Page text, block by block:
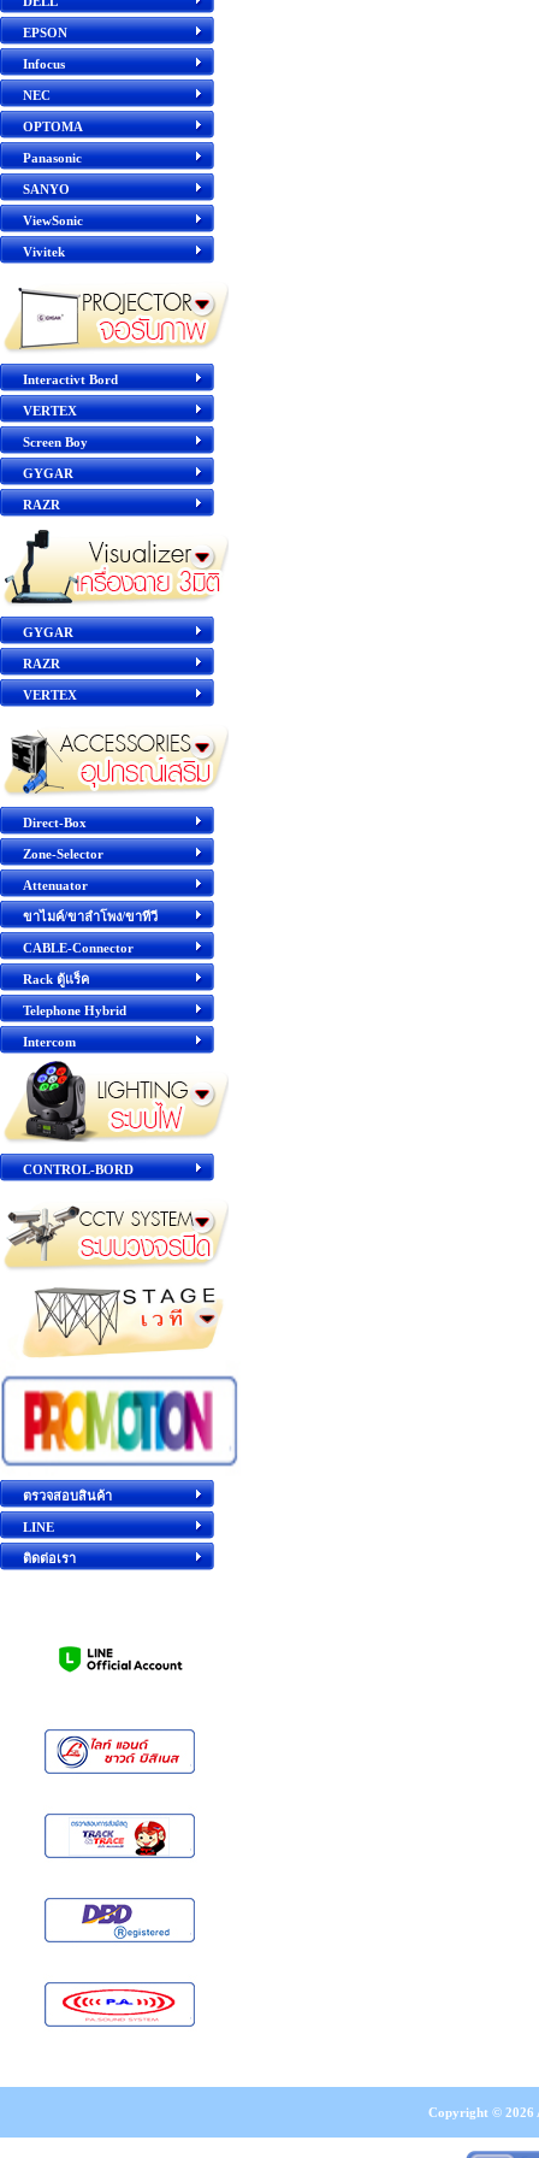
EPSON
Infocus
NEC
OPTOMA
Panasonic
SANYO
ViewSonic
Vivitek
Interactivt Bord
VERTEX
Screen Boy
GYGAR
RAZR
GYGAR
RAZR
VERTEX
Direct-Box
Zone-Selector
Attenuator
ขาไมค์/ขาลำโพง/ขาทีวี
CABLE-Connector
Rack ตู้แร็ค
Telephone Hybrid
Intercom
CONTROL-BORD
ตรวจสอบสินค้า
LINE
ติดต่อเรา
Copyright © 2026